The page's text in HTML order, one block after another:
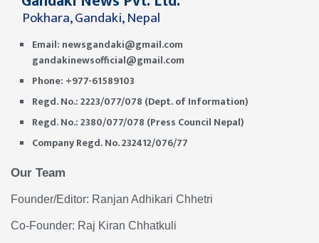
Pokhara, Gandaki, Nepal
Email: newsgandaki@gmail.com
gandakinewsofficial@gmail.com
Phone: +977-61589103
Regd. No.: 2223/077/078 (Dept. of Information)
Regd. No.: 2380/077/078 (Press Council Nepal)
Company Regd. No. 232412/076/77
Our Team
Founder/Editor: Ranjan Adhikari Chhetri
Co-Founder: Raj Kiran Chhatkuli